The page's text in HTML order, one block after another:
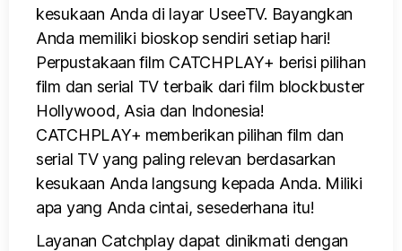
kesukaan Anda di layar UseeTV. Bayangkan
Anda memiliki bioskop sendiri setiap hari!
Perpustakaan film CATCHPLAY+ berisi pilihan
film dan serial TV terbaik dari film blockbuster
Hollywood, Asia dan Indonesia!
CATCHPLAY+ memberikan pilihan film dan
serial TV yang paling relevan berdasarkan
kesukaan Anda langsung kepada Anda. Miliki
apa yang Anda cintai, sesederhana itu!
Layanan Catchplay dapat dinikmati dengan